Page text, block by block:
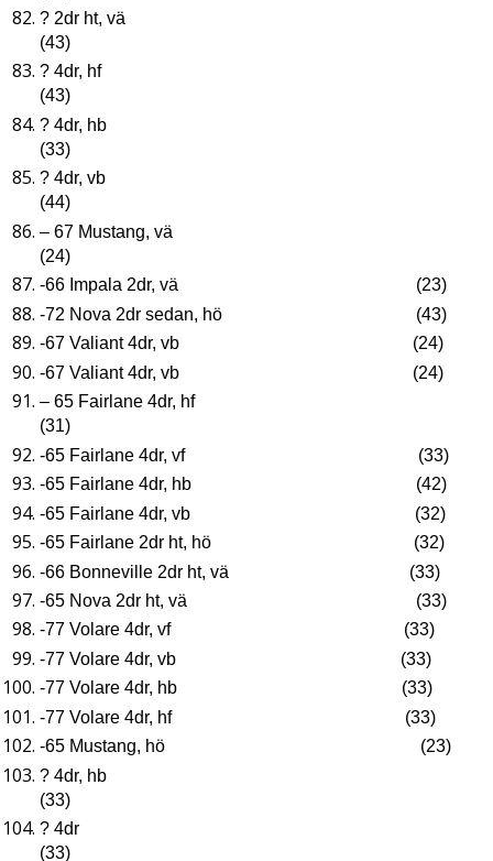
? 2dr ht, vä
(43)
? 4dr, hf
(43)
? 4dr, hb
(33)
? 4dr, vb
(44)
– 67 Mustang, vä
(24)
-66 Impala 2dr, vä (23)
-72 Nova 2dr sedan, hö (43)
-67 Valiant 4dr, vb (24)
-67 Valiant 4dr, vb (24)
– 65 Fairlane 4dr, hf
(31)
-65 Fairlane 4dr, vf (33)
-65 Fairlane 4dr, hb (42)
-65 Fairlane 4dr, vb (32)
-65 Fairlane 2dr ht, hö (32)
-66 Bonneville 2dr ht, vä (33)
-65 Nova 2dr ht, vä (33)
-77 Volare 4dr, vf (33)
-77 Volare 4dr, vb (33)
-77 Volare 4dr, hb (33)
-77 Volare 4dr, hf (33)
-65 Mustang, hö (23)
? 4dr, hb
(33)
? 4dr
(33)